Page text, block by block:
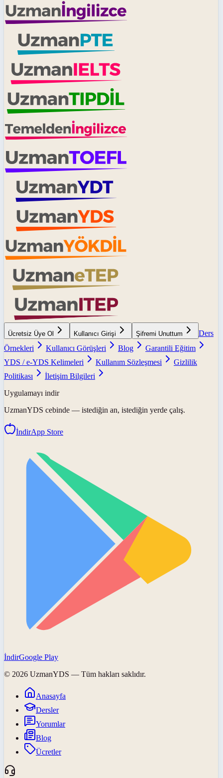
Ücretsiz Üye Ol Kullanıcı Girişi Şifremi Unuttum
Ders
Örnekleri
Kullanıcı Görüşleri Blog
Garantili Eğitim
YDS / e-YDS Kelimeleri
Kullanım Sözleşmesi
Gizlilik
Politikası
İletişim Bilgileri
Uygulamayı indir
UzmanYDS cebinde — istediğin an, istediğin yerde çalış.
İndirApp Store
İndirGoogle Play
© 2026 UzmanYDS — Tüm hakları saklıdır.
Anasayfa
Dersler
Yorumlar
Blog
Ücretler